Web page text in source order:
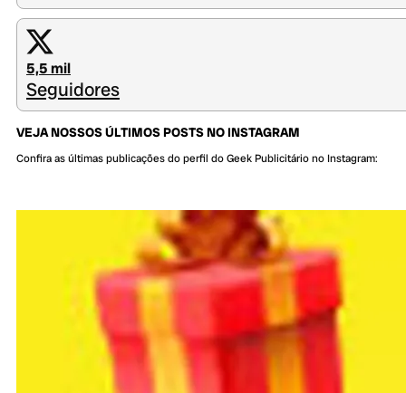
5,5 mil
Seguidores
VEJA NOSSOS ÚLTIMOS POSTS NO INSTAGRAM
Confira as últimas publicações do perfil do Geek Publicitário no Instagram: